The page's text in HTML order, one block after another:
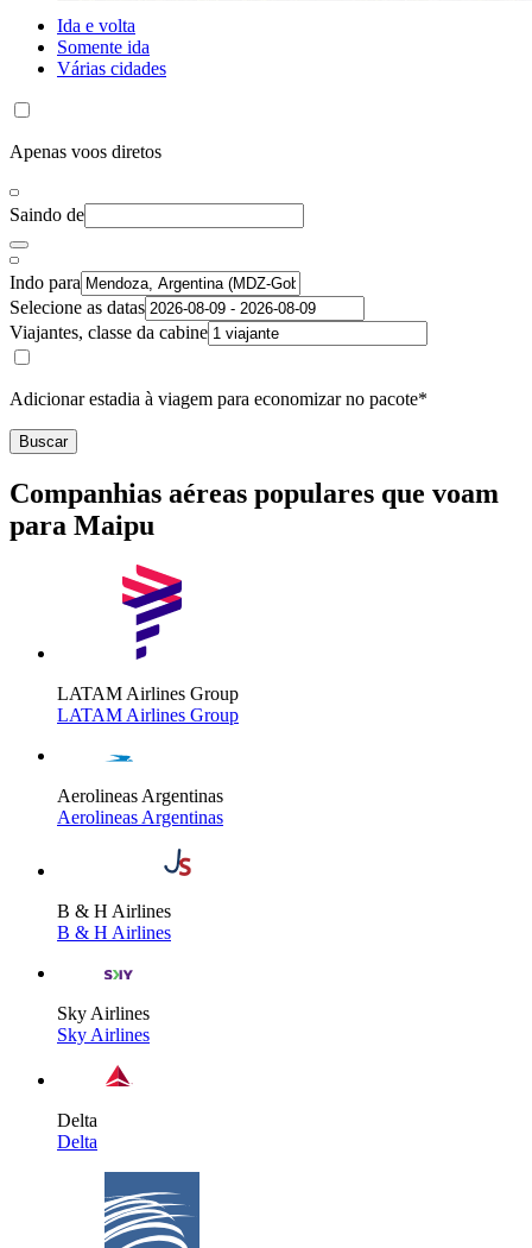
Ida e volta
Somente ida
Várias cidades
Apenas voos diretos
Saindo de
Indo para
Selecione as datas
Viajantes, classe da cabine
Adicionar estadia à viagem para economizar no pacote*
Buscar
Companhias aéreas populares que voam
para Maipu
LATAM Airlines Group
LATAM Airlines Group
Aerolineas Argentinas
Aerolineas Argentinas
B & H Airlines
B & H Airlines
Sky Airlines
Sky Airlines
Delta
Delta